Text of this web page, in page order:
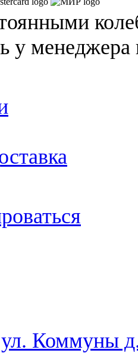
у
С 2003 ГОДА
Коммуны